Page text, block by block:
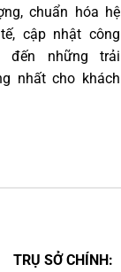
chuẩn hóa hệ
cập nhật công
đến những trải
nhất cho khách
TRỤ SỞ CHÍNH: